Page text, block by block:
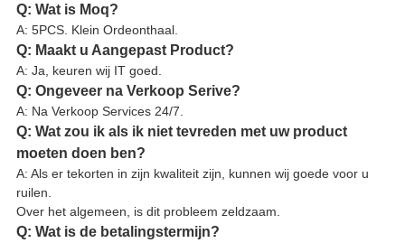
Q: Wat is Moq?
A: 5PCS. Klein Ordeonthaal.
Q: Maakt u Aangepast Product?
A: Ja, keuren wij IT goed.
Q: Ongeveer na Verkoop Serive?
A: Na Verkoop Services 24/7.
Q: Wat zou ik als ik niet tevreden met uw product
moeten doen ben?
A: Als er tekorten in zijn kwaliteit zijn, kunnen wij goede voor u
ruilen.
Over het algemeen, is dit probleem zeldzaam.
Q: Wat is de betalingstermijn?